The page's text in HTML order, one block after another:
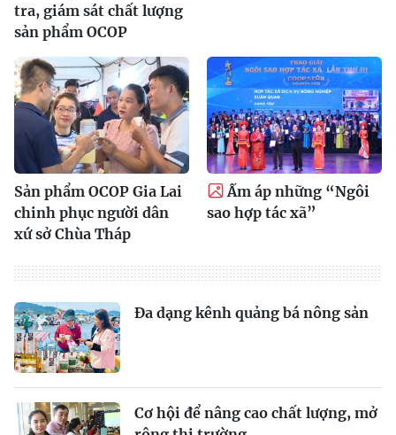
tra, giám sát chất lượng
sản phẩm OCOP
Sản phẩm OCOP Gia Lai
chinh phục người dân
xứ sở Chùa Tháp
Ấm áp những “Ngôi
sao hợp tác xã”
Đa dạng kênh quảng bá nông sản
Cơ hội để nâng cao chất lượng, mở